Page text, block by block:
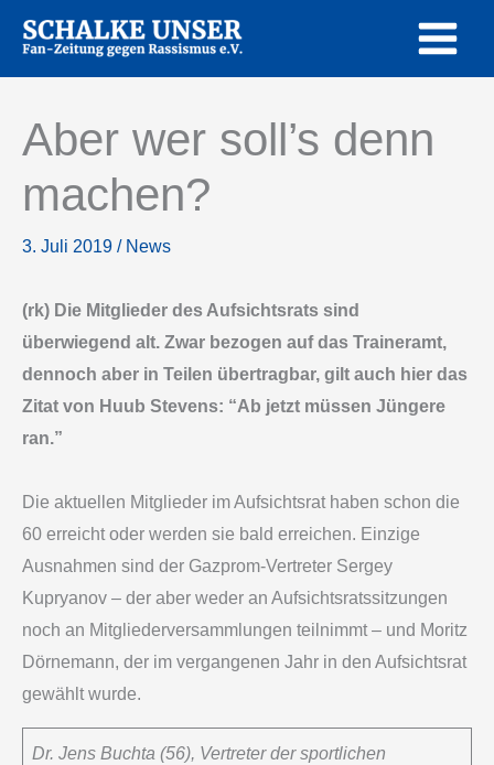
Inhalt
springen
Aber wer soll’s denn
machen?
3. Juli 2019 / News
(rk) Die Mitglieder des Aufsichtsrats sind
überwiegend alt. Zwar bezogen auf das Traineramt,
dennoch aber in Teilen übertragbar, gilt auch hier das
Zitat von Huub Stevens: “Ab jetzt müssen Jüngere
ran.”
Die aktuellen Mitglieder im Aufsichtsrat haben schon die
60 erreicht oder werden sie bald erreichen. Einzige
Ausnahmen sind der Gazprom-Vertreter Sergey
Kupryanov – der aber weder an Aufsichtsratssitzungen
noch an Mitgliederversammlungen teilnimmt – und Moritz
Dörnemann, der im vergangenen Jahr in den Aufsichtsrat
gewählt wurde.
Dr. Jens Buchta (56), Vertreter der sportlichen